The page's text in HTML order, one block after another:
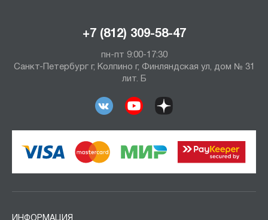
+7 (812) 309-58-47
пн-пт 9:00-17:30
Санкт-Петербург г, Колпино г, Финляндская ул, дом № 31
лит. Б
ИНФОРМАЦИЯ